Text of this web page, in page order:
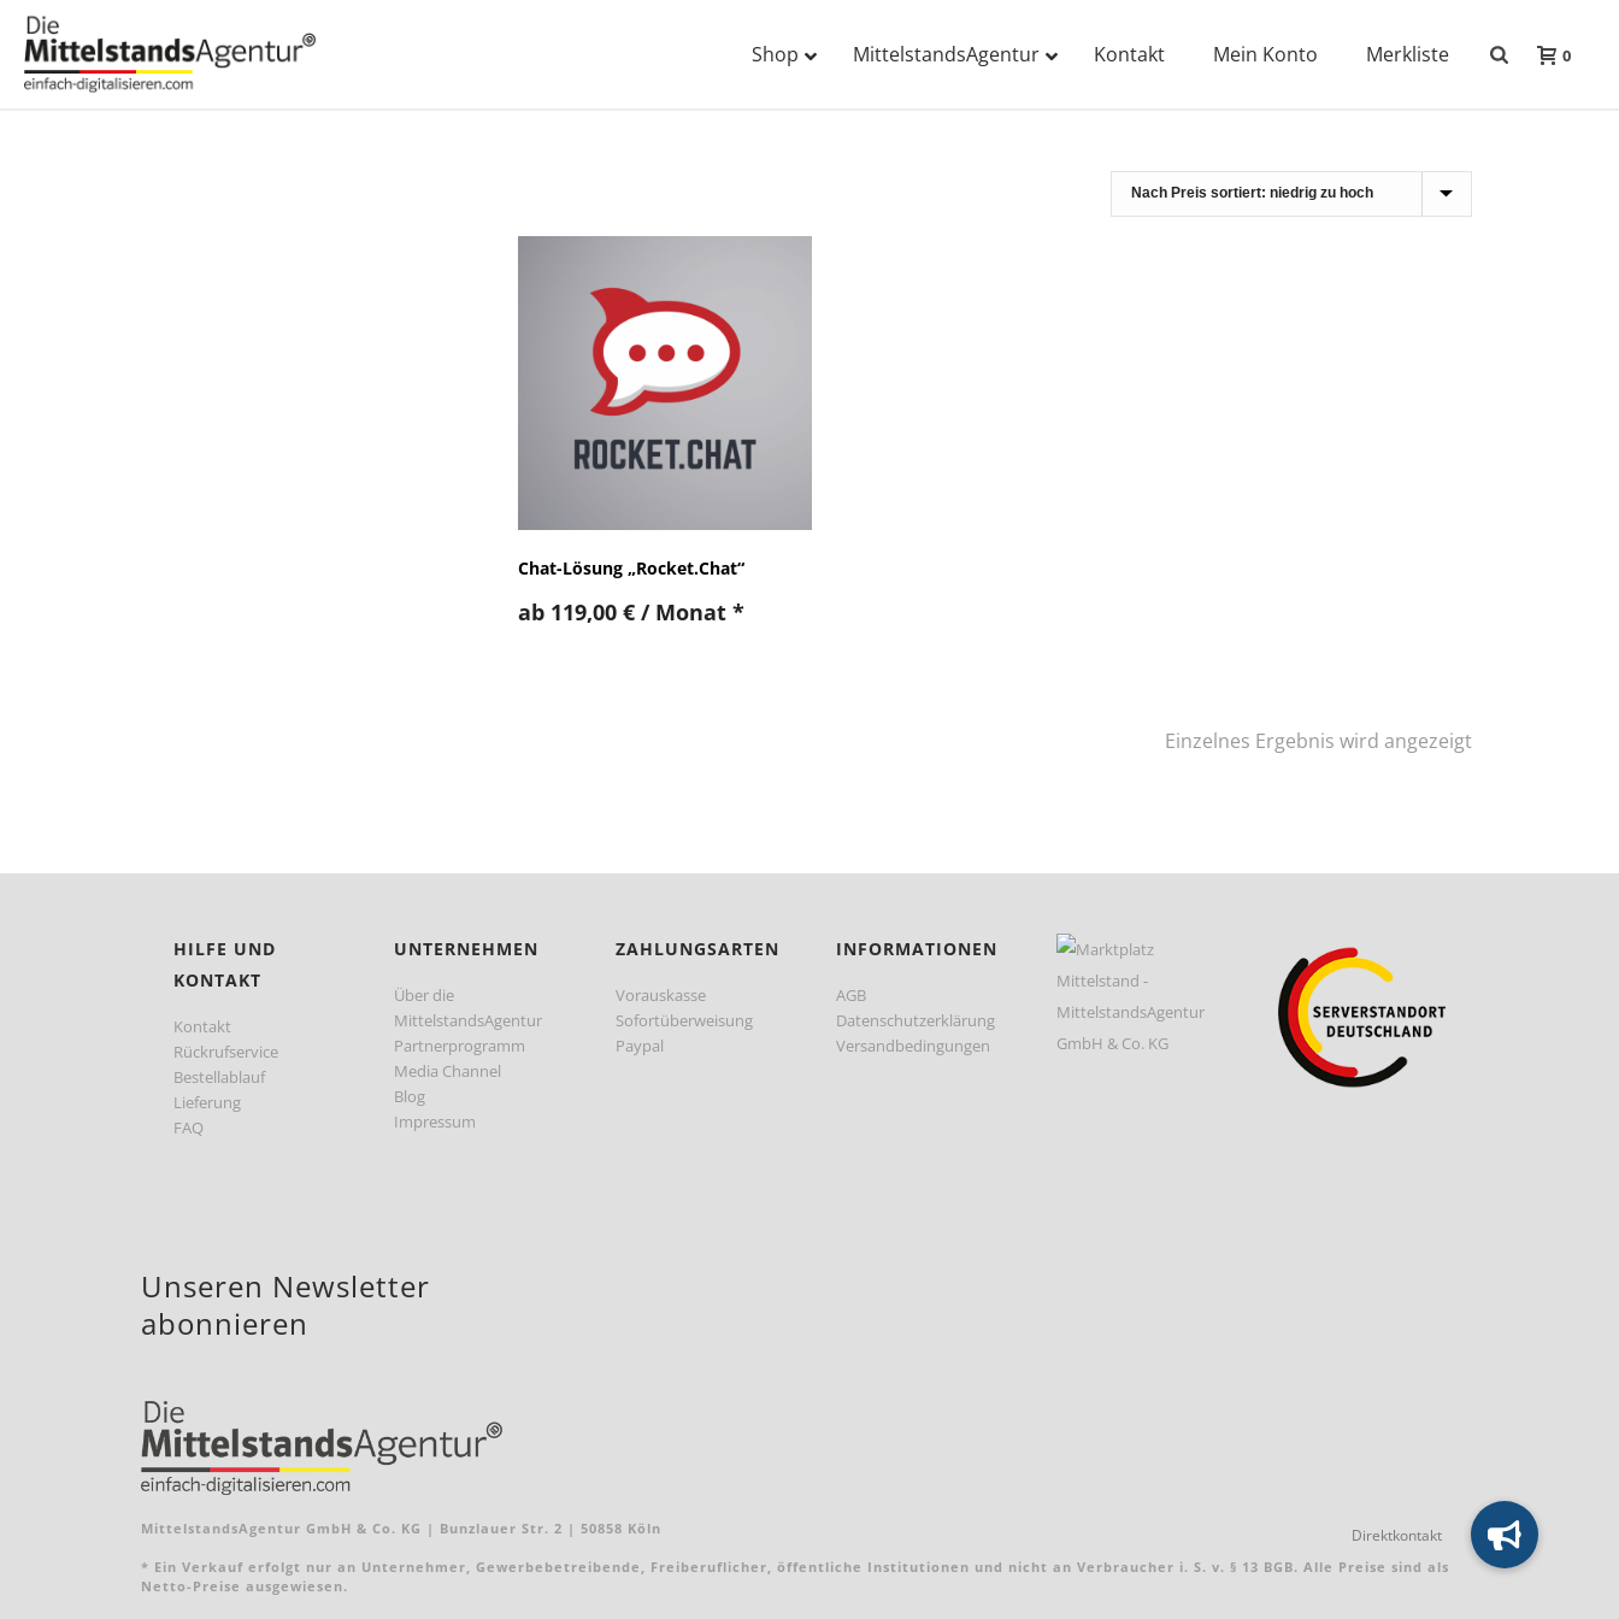
Shop MittelstandsAgentur Kontakt Mein Konto Merkliste 0
Chat-Lösung „Rocket.Chat“
ab 119,00 € / Monat*
Einzelnes Ergebnis wird angezeigt
HILFE UND
KONTAKT
Kontakt
Rückrufservice
Bestellablauf
Lieferung
FAQ
UNTERNEHMEN
Über die
MittelstandsAgentur
Partnerprogramm
Media Channel
Blog
Impressum
ZAHLUNGSARTEN
Vorauskasse
Sofortüberweisung
Paypal
INFORMATIONEN
AGB
Datenschutzerklärung
Versandbedingungen
Unseren Newsletter
abonnieren
MittelstandsAgentur GmbH & Co. KG | Bunzlauer Str. 2 | 50858 Köln
* Ein Verkauf erfolgt nur an Unternehmer, Gewerbebetreibende, Freiberuflicher, öffentliche Institutionen und nicht an Verbraucher i. S. v. § 13 BGB. Alle Preise sind als
Netto-Preise ausgewiesen.